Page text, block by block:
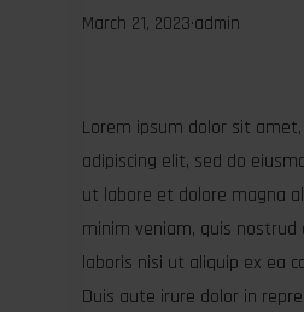
March 21, 2023·admin
Lorem ipsum dolor sit
adipiscing elit, sed do
ut labore et dolore magna
minim veniam, quis
laboris nisi ut aliquip ex ea
Duis aute irure dolor in